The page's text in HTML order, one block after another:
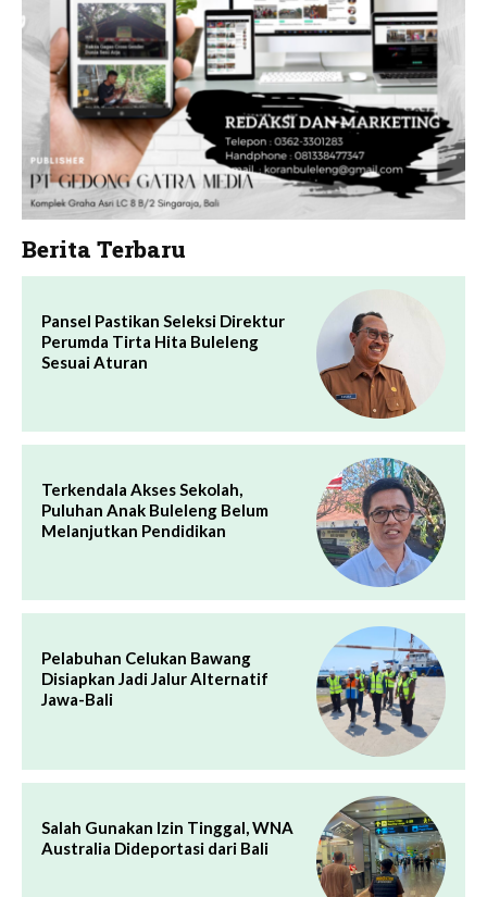
Berita Terbaru
Pansel Pastikan Seleksi Direktur
Perumda Tirta Hita Buleleng
Sesuai Aturan
Terkendala Akses Sekolah,
Puluhan Anak Buleleng Belum
Melanjutkan Pendidikan
Pelabuhan Celukan Bawang
Disiapkan Jadi Jalur Alternatif
Jawa-Bali
Salah Gunakan Izin Tinggal, WNA
Australia Dideportasi dari Bali